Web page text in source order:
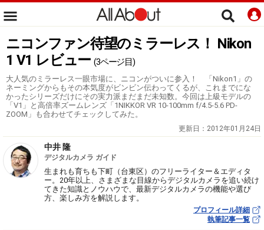
ニコンファン待望のミラーレス！ Nikon
1 V1 レビュー (3ページ目)
大人気のミラーレス一眼市場に、ニコンがついに参入！ 「Nikon1」の
ネーミングからもその本気度がビンビン伝わってくるが、これまでにな
かったシリーズだけにその実力派まだまだ未知数。今回は上級モデルの
「V1」と高倍率ズームレンズ「1NIKKOR VR 10-100mm f/4.5-5.6 PD-
ZOOM」も合わせてチェックしてみた。
更新日： 2012年01月24日
中井 隆
デジタルカメラ ガイド
生まれも育ちも下町（台東区）のフリーライター＆エディタ
ー。20年以上、さまざまな目線からデジタルカメラを追い続け
てきた知識とノウハウで、最新デジタルカメラの機能や選び
方、楽しみ方を解説します。
プロフィール詳細
執筆記事一覧